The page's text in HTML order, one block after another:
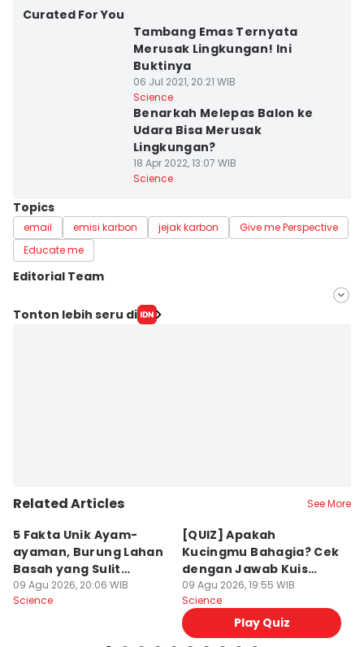
Curated For You
Tambang Emas Ternyata
Merusak Lingkungan! Ini
Buktinya
06 Jul 2021, 20:21 WIB
Science
Benarkah Melepas Balon ke
Udara Bisa Merusak
Lingkungan?
18 Apr 2022, 13:07 WIB
Science
Topics
email emisi karbon jejak karbon
Give me Perspective
Educate me
Editorial Team
Editor
Tonton lebih seru di
Related Articles See More
5 Fakta Unik Ayam-
ayaman, Burung Lahan
Basah yang Sulit
Terlihat
09 Agu 2026, 20:06 WIB
Science
[QUIZ] Apakah
Kucingmu Bahagia? Cek
dengan Jawab Kuis
Berikut
09 Agu 2026, 19:55 WIB
Science
Play Quiz